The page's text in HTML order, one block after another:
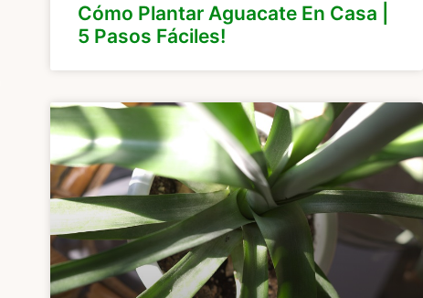
Cómo Plantar Aguacate En Casa |
5 Pasos Fáciles!